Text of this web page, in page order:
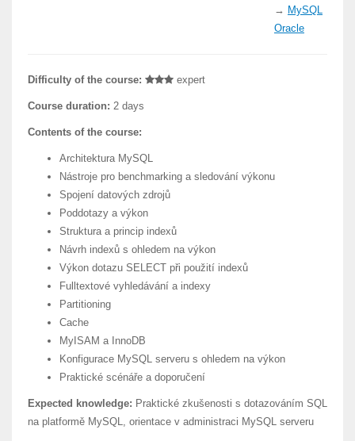
→ MySQL
Oracle
Difficulty of the course: expert
Course duration: 2 days
Contents of the course:
Architektura MySQL
Nástroje pro benchmarking a sledování výkonu
Spojení datových zdrojů
Poddotazy a výkon
Struktura a princip indexů
Návrh indexů s ohledem na výkon
Výkon dotazu SELECT při použití indexů
Fulltextové vyhledávání a indexy
Partitioning
Cache
MyISAM a InnoDB
Konfigurace MySQL serveru s ohledem na výkon
Praktické scénáře a doporučení
Expected knowledge: Praktické zkušenosti s dotazováním SQL
na platformě MySQL, orientace v administraci MySQL serveru